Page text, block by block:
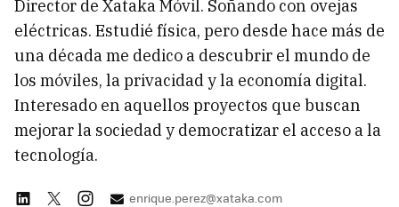
Director de Xataka Móvil. Soñando con ovejas
eléctricas. Estudié física, pero desde hace más de
una década me dedico a descubrir el mundo de
los móviles, la privacidad y la economía digital.
Interesado en aquellos proyectos que buscan
mejorar la sociedad y democratizar el acceso a la
tecnología.
enrique.perez@xataka.com